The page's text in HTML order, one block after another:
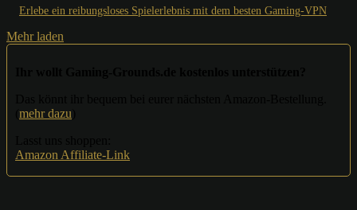
Erlebe ein reibungsloses Spielerlebnis mit dem besten Gaming-VPN
Mehr laden
mehr dazu
Amazon Affiliate-Link